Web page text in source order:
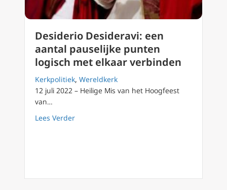
Desiderio Desideravi: een
aantal pauselijke punten
logisch met elkaar verbinden
Kerkpolitiek, Wereldkerk
12 juli 2022 – Heilige Mis van het Hoogfeest
van…
Lees Verderabout Desiderio Desideravi: een aantal